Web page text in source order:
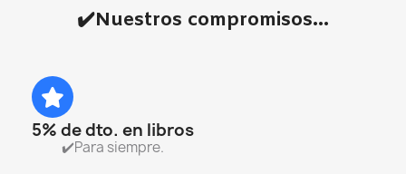
✔️Nuestros compromisos...
5% de dto. en libros
✔️Para siempre.